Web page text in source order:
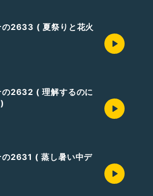
の2633 ( 夏祭りと花火
の2632 ( 理解するのに
の2631 ( 蒸し暑い中デ